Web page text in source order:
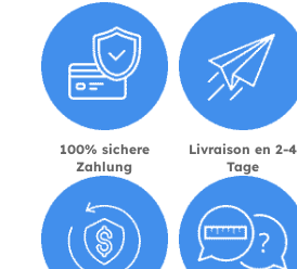
100% sichere
Zahlung
Livraison en 2-4
Tage